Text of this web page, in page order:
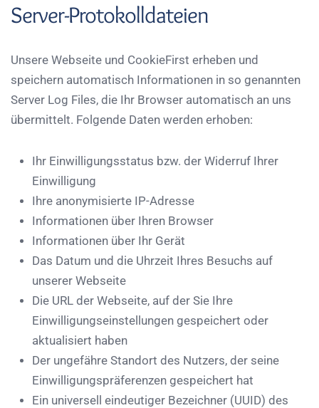
Server-Protokolldateien
Unsere Webseite und CookieFirst erheben und
speichern automatisch Informationen in so genannten
Server Log Files, die Ihr Browser automatisch an uns
übermittelt. Folgende Daten werden erhoben:
Ihr Einwilligungsstatus bzw. der Widerruf Ihrer
Einwilligung
Ihre anonymisierte IP-Adresse
Informationen über Ihren Browser
Informationen über Ihr Gerät
Das Datum und die Uhrzeit Ihres Besuchs auf
unserer Webseite
Die URL der Webseite, auf der Sie Ihre
Einwilligungseinstellungen gespeichert oder
aktualisiert haben
Der ungefähre Standort des Nutzers, der seine
Einwilligungspräferenzen gespeichert hat
Ein universell eindeutiger Bezeichner (UUID) des